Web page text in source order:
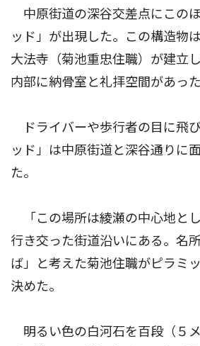
中原街道の深谷交差点にこの
ッド」が出現した。この構造物
大法寺（菊池重忠住職）が建立
内部に納骨室と礼拝空間があった
ドライバーや歩行者の目に飛
ッド」は中原街道と深谷通りに
た。
「この場所は綾瀬の中心地と
行き交った街道沿いにある。名
ば」と考えた菊池住職がピラミ
決めた。
明るい色の白河石を百段（５